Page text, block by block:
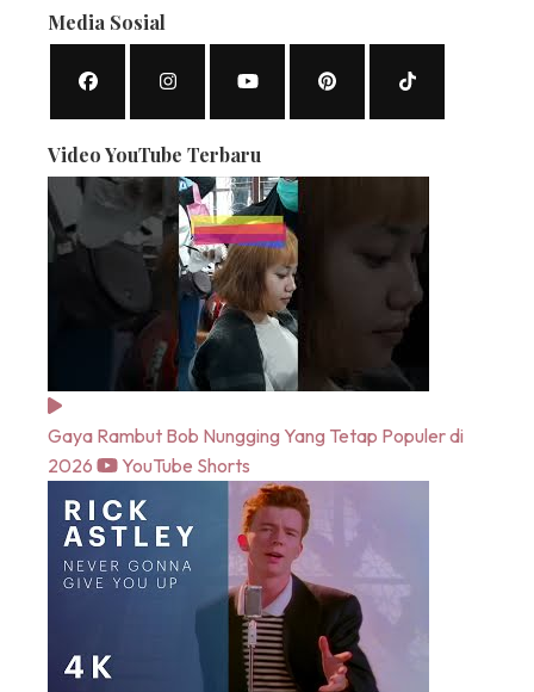
Media Sosial
Video YouTube Terbaru
Gaya Rambut Bob Nungging Yang Tetap Populer di
2026
YouTube Shorts